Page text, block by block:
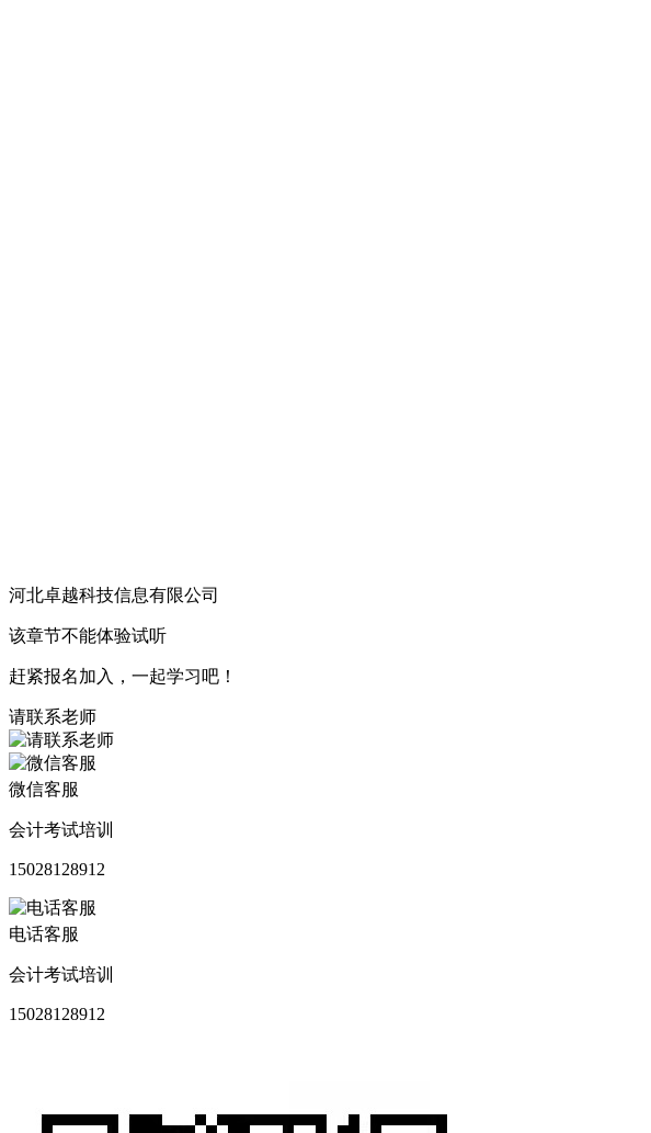
河北卓越科技信息有限公司
该章节不能体验试听
赶紧报名加入，一起学习吧！
请联系老师
微信客服
会计考试培训
15028128912
电话客服
会计考试培训
15028128912